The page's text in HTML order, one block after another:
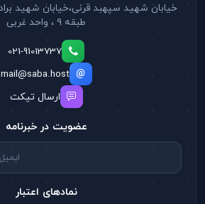
طبقه ۹ ، واحد غربی
021-91013737
mail@saba.host
ارسال تیکت
عضویت در خبرنامه
نمادهای اعتبار